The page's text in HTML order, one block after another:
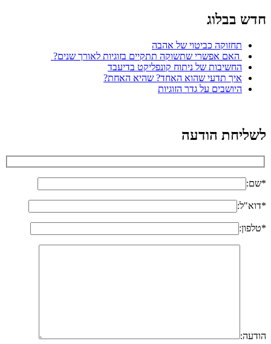
חדש בבלוג
תחזוקה כביטוי של אהבה
האם אפשרי שתשוקה תתקיים בזוגיות לאורך שנים?
החשיבות של ניתוח קונפליקט בדיעבד
איך תדעי שהוא האחד? שהיא האחת?
היושבים על גדר הזוגיות
לשליחת הודעה
*שם:
*דוא"ל:
*טלפון:
הודעה: